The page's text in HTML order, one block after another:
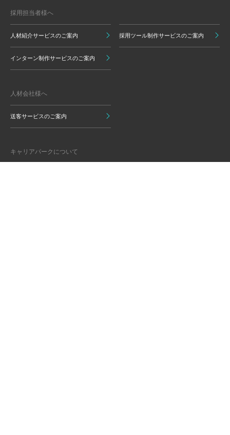
採用担当者様へ
人材紹介サービスのご案内 採用ツール制作サービスのご案内
インターン制作サービスのご案内
人材会社様へ
送客サービスのご案内
キャリアパークについて